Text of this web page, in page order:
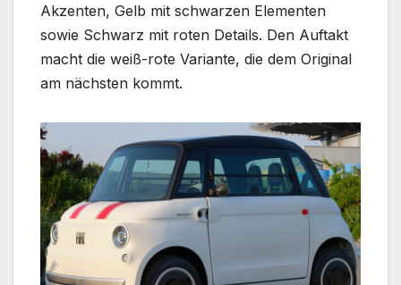
Akzenten, Gelb mit schwarzen Elementen
sowie Schwarz mit roten Details. Den Auftakt
macht die weiß-rote Variante, die dem Original
am nächsten kommt.